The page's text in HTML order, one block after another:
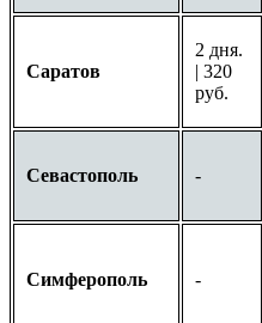
Саратов
2 дня.
| 320
руб.
Севастополь -
Симферополь -